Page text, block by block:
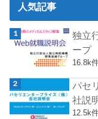
人気記事
独立
ープ
16.8k
パセ
社説
12.5k